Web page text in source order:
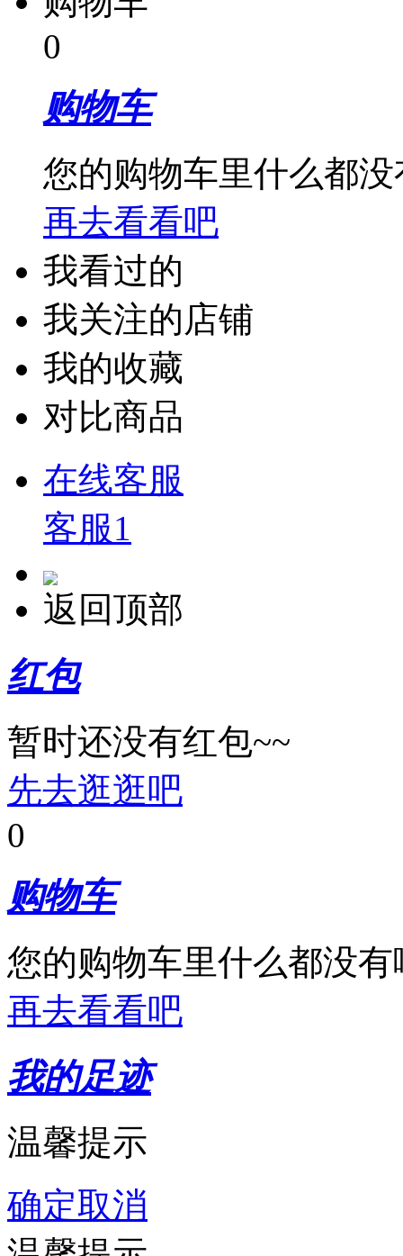
0
购物车
您的购物车里什么都没
再去看看吧
我看过的
我关注的店铺
我的收藏
对比商品
在线客服
客服1
返回顶部
红包
暂时还没有红包~~
先去逛逛吧
0
购物车
您的购物车里什么都没有
再去看看吧
我的足迹
温馨提示
确定取消